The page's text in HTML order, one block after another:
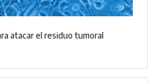
atacar el residuo tumoral